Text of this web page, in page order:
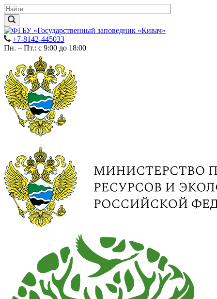
+7-8142-445033
Пн. – Пт.: с 9:00 до 18:00